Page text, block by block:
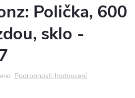
Polička, 600
sklo -
Podrobnosti hodnocení